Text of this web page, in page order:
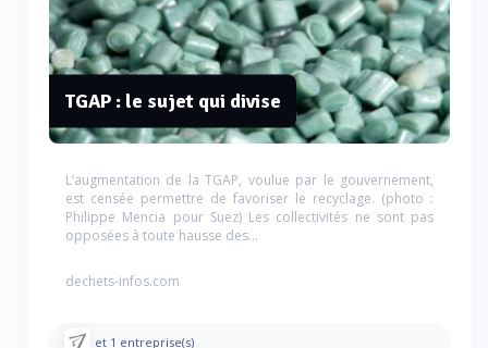
TGAP : le sujet qui divise
L’augmentation de la TGAP, voulue par le gouvernement,
est censée permettre de favoriser le recyclage. (photo :
Philippe Mencia pour Suez) Les collectivités ne sont pas
opposées à toute hausse des...
dechets-infos.com
et 1 entreprise(s)